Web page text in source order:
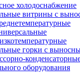
холодоснабжение
витрины с
горки с
оборудования